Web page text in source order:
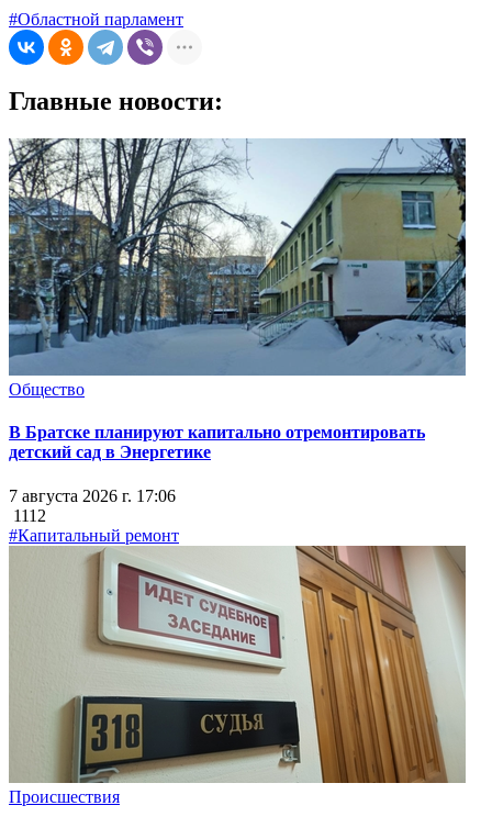
#Областной парламент
Главные новости:
Общество
В Братске планируют капитально отремонтировать
детский сад в Энергетике
7 августа 2026 г. 17:06
1112
#Капитальный ремонт
Происшествия